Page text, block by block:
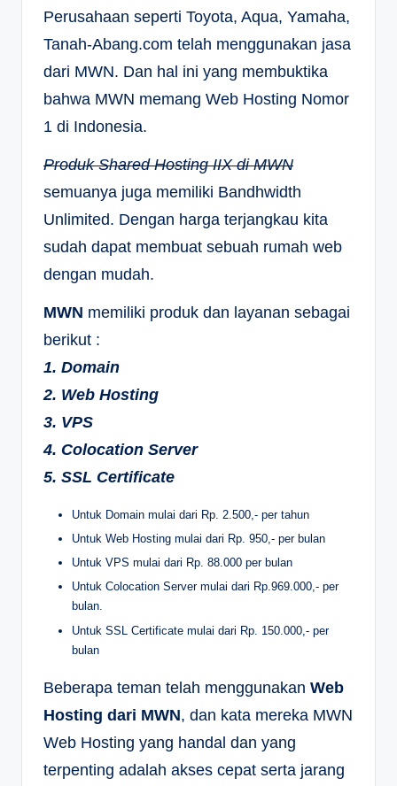
Perusahaan seperti Toyota, Aqua, Yamaha,
Tanah-Abang.com telah menggunakan jasa
dari MWN. Dan hal ini yang membuktika
bahwa MWN memang Web Hosting Nomor
1 di Indonesia.
Produk Shared Hosting IIX di MWN
semuanya juga memiliki Bandhwidth
Unlimited. Dengan harga terjangkau kita
sudah dapat membuat sebuah rumah web
dengan mudah.
MWN memiliki produk dan layanan sebagai
berikut :
1. Domain
2. Web Hosting
3. VPS
4. Colocation Server
5. SSL Certificate
Untuk Domain mulai dari Rp. 2.500,- per tahun
Untuk Web Hosting mulai dari Rp. 950,- per bulan
Untuk VPS mulai dari Rp. 88.000 per bulan
Untuk Colocation Server mulai dari Rp.969.000,- per
bulan.
Untuk SSL Certificate mulai dari Rp. 150.000,- per
bulan
Beberapa teman telah menggunakan Web
Hosting dari MWN, dan kata mereka MWN
Web Hosting yang handal dan yang
terpenting adalah akses cepat serta jarang